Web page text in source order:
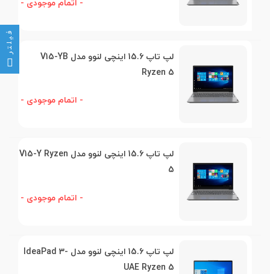
- اتمام موجودی -
لپ تاپ 15.6 اینچی لنوو مدل V15-YB
Ryzen 5
- اتمام موجودی -
لپ تاپ 15.6 اینچی لنوو مدل V15-Y Ryzen
5
- اتمام موجودی -
لپ تاپ 15.6 اینچی لنوو مدل IdeaPad 3-
UAE Ryzen 5
فیلتر